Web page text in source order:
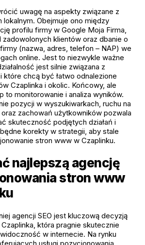
uwagę na aspekty związane z
lokalnym. Obejmuje ono między
profilu firmy w Google Moja Firma,
zadowolonych klientów oraz dbanie o
(nazwa, adres, telefon – NAP) we
online. Jest to niezwykle ważne
jest silnie związana z
które chcą być łatwo odnalezione
Czaplinka i okolic. Końcowy, ale
to monitorowanie i analiza wyników.
pozycji w wyszukiwarkach, ruchu na
zachowań użytkowników pozwala
skuteczność podjętych działań i
korekty w strategii, aby stale
stron www w Czaplinku.
najlepszą agencję
stron www
agencji SEO jest kluczową decyzją
która pragnie skutecznie
w internecie. Na rynku